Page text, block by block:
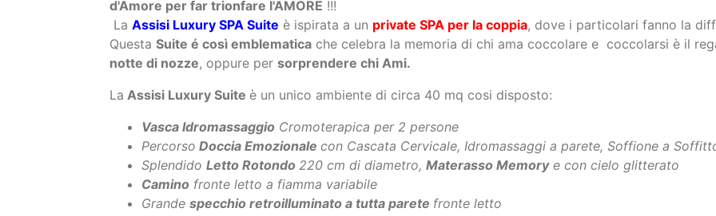
Last Minute Weekend con Centro Benessere da: € 189
Contatto Veloce W hatsApp346 7347069
d'Amore per far trionfare l'AMORE!!!
La Assisi Luxury SPA Suite è ispirata a un private SPA per la coppia
QuestaSuite é così emblematicache celebra la memoria di chi ama coccolare e coccolarsi è il
notte di nozze, oppure persorprendere chi Ami.
Assisi Luxury Suiteè un unico ambiente di circa 40 mq cosi disposto: